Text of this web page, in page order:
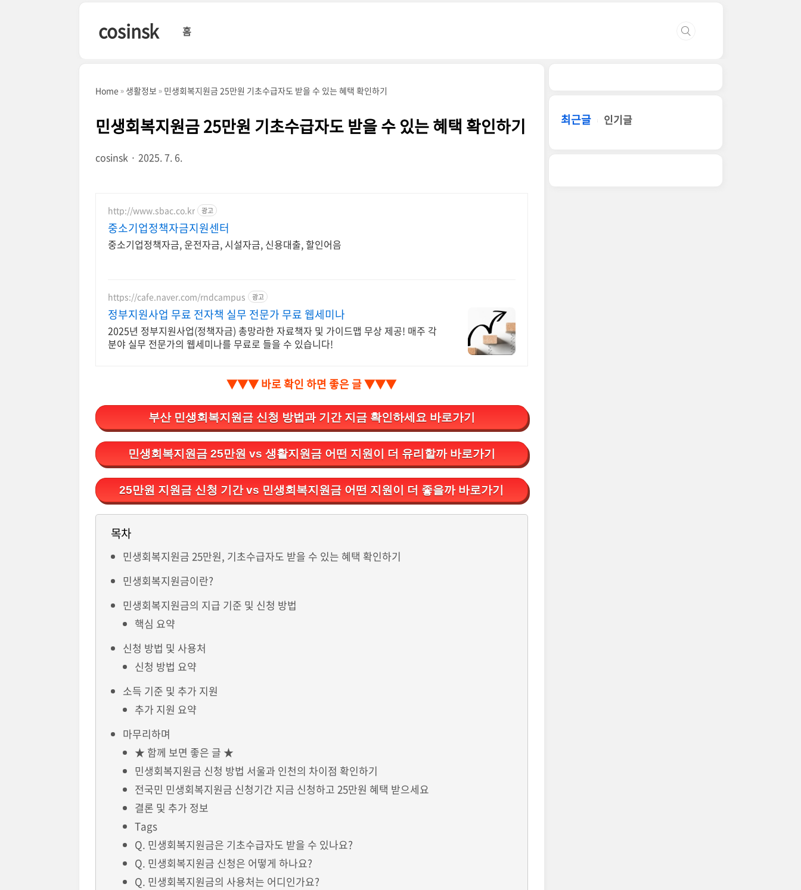
cosinsk 홈
Home 생활정보 민생회복지원금 25만원 기초수급자도 받을 수 있는 혜택 확인하기
민생회복지원금 25만원 기초수급자도 받을 수 있는 혜택 확인하기
cosinsk 2025. 7. 6.
http://www.sbac.co.kr 광고
중소기업정책자금지원센터
중소기업정책자금, 운전자금, 시설자금, 신용대출, 할인어음
https://cafe.naver.com/rndcampus 광고
정부지원사업 무료 전자책 실무 전문가 무료 웹세미나
2025년 정부지원사업(정책자금) 총망라한 자료책자 및 가이드맵 무상 제공! 매주 각
분야 실무 전문가의 웹세미나를 무료로 들을 수 있습니다!
▼▼▼ 바로 확인 하면 좋은 글 ▼▼▼
부산 민생회복지원금 신청 방법과 기간 지금 확인하세요 바로가기
민생회복지원금 25만원 vs 생활지원금 어떤 지원이 더 유리할까 바로가기
25만원 지원금 신청 기간 vs 민생회복지원금 어떤 지원이 더 좋을까 바로가기
목차
민생회복지원금 25만원, 기초수급자도 받을 수 있는 혜택 확인하기
민생회복지원금이란?
민생회복지원금의 지급 기준 및 신청 방법
핵심 요약
신청 방법 및 사용처
신청 방법 요약
소득 기준 및 추가 지원
추가 지원 요약
마무리하며
★ 함께 보면 좋은 글 ★
민생회복지원금 신청 방법 서울과 인천의 차이점 확인하기
전국민 민생회복지원금 신청기간 지금 신청하고 25만원 혜택 받으세요
결론 및 추가 정보
Tags
Q. 민생회복지원금은 기초수급자도 받을 수 있나요?
Q. 민생회복지원금 신청은 어떻게 하나요?
Q. 민생회복지원금의 사용처는 어디인가요?
최근글 인기글